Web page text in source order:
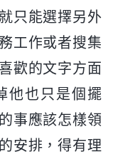
只能選擇另外
工作或者搜集
歡的文字方面
他也只是個擺
事應該怎樣領
安排，得有理